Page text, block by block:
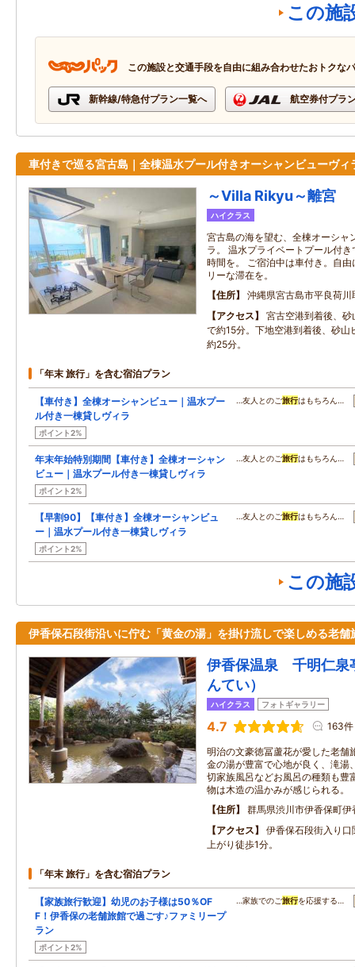
この施
この施設と交通手段を自由に組み合わせたおトクな
新幹線/特急付プラン一覧へ 航空券付プラ
車付きで巡る宮古島｜全棟温水プール付きオーシャンビューヴィ
～Villa Rikyu～離宮
ハイクラス
宮古島の海を望む、全棟オーシャ
ラ。 温水プライベートプール付
時間を。 ご宿泊中は車付き。自
リーな滞在を。
住所
沖縄県宮古島市平良荷川
アクセス
宮古空港到着後、
で約15分。下地空港到着後、砂山
約25分。
「年末 旅行」を含む宿泊プラン
【車付き】全棟オーシャンビュー｜温水プー
ル付き一棟貸しヴィラ
ポイント2%
…友人とのご旅行はもちろん…
年末年始特別期間【車付き】全棟オーシャン
ビュー｜温水プール付き一棟貸しヴィラ
ポイント2%
…友人とのご旅行はもちろん…
【早割90】【車付き】全棟オーシャンビュ
ー｜温水プール付き一棟貸しヴィラ
ポイント2%
…友人とのご旅行はもちろん…
この施
伊香保石段街沿いに佇む「黄金の湯」を掛け流しで楽しめる老舗
伊香保温泉 千明仁泉
んてい）
ハイクラス フォトギャラリー
4.7 163件
明治の文豪徳冨蘆花が愛した老舗
金の湯が豊富で心地が良く、滝湯
切家族風呂などお風呂の種類も豊
物は木造の温かみが感じられる。
住所
群馬県渋川市伊香保町伊
アクセス
伊香保石段街入り
上がり徒歩1分。
「年末 旅行」を含む宿泊プラン
【家族旅行歓迎】幼児のお子様は50％OF
F！伊香保の老舗旅館で過ごす♪ファミリープ
ラン
ポイント2%
…家族でのご旅行を応援する…